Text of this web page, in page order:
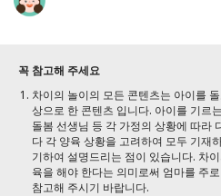
꼭 참고해 주세요
차이의 놀이의 모든 콘텐츠는 아이를
상으로 한 콘텐츠 입니다. 아이를 기르
돌봄 선생님 등 각 가정의 상황에 따라
다 각 양육 상황을 고려하여 모두 기재
기하여 설명드리는 점이 있습니다. 차
육을 해야 한다는 의미로써 엄마를 주
참고해 주시기 바랍니다.